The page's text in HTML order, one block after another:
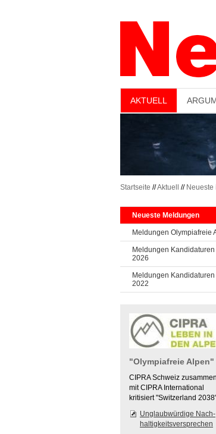
AKTUELL
Startseite //Aktuell // Neueste
Neueste Meldungen
Meldungen Olympiafreie
Meldungen Kandidaturen
2026
Meldungen Kandidaturen
2022
"Olympiafreie Alpen"
CIPRA Schweiz zusammen
mit CIPRA International
kritisiert "Switzerland
Unglaubwürdige Nach-
haltigkeitsversprechen